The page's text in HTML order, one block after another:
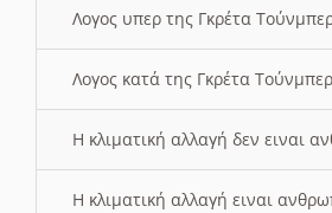
Λογος υπερ της Γκρέτα
Λογος κατά της Γκρέτα
Η κλιματική αλλαγή δεν ειναι
Η κλιματική αλλαγή ειναι